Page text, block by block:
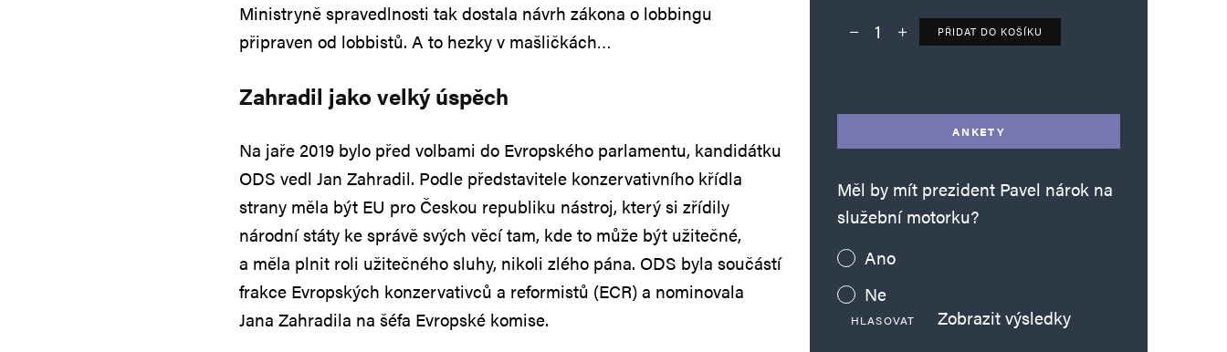
Ministryně spravedlnosti tak dostala návrh zákona o lobbingu
připraven od lobbistů. A to hezky v mašličkách…
Zahradil jako velký úspěch
Na jaře 2019 bylo před volbami do Evropského parlamentu, kandidátku
ODS vedl Jan Zahradil. Podle představitele konzervativního křídla
strany měla být EU pro Českou republiku nástroj, který si zřídily
národní státy ke správě svých věcí tam, kde to může být užitečné,
a měla plnit roli užitečného sluhy, nikoli zlého pána. ODS byla součástí
frakce Evropských konzervativců a reformistů (ECR) a nominovala
Jana Zahradila na šéfa Evropské komise.
Deník TO – verze bez reklam množství
PŘIDAT DO KOŠÍKU
ANKETY
Měl by mít prezident Pavel nárok na
služební motorku?
Ano
Ne
HLASOVAT Zobrazit výsledky